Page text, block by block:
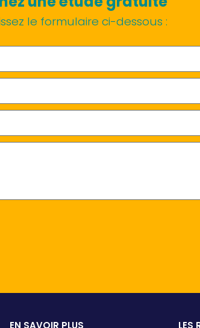
le formulaire ci-dessous :
EN SAVOIR PLUS LES